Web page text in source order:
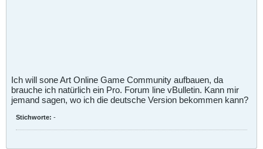
Ich will sone Art Online Game Community aufbauen, da
brauche ich natürlich ein Pro. Forum line vBulletin. Kann mir
jemand sagen, wo ich die deutsche Version bekommen kann?
Stichworte: -